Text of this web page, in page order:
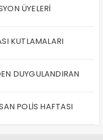
ÜYELERİ
KUTLAMALARI
DUYGULANDIRAN
POLİS HAFTASI